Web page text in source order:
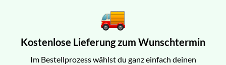
Kostenlose Lieferung zum Wunschtermin
Im Bestellprozess wählst du ganz einfach deinen